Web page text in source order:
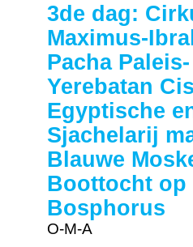
3de dag:
Maximus-
Pacha Paleis-
Yerebatan
Egyptische
Sjachelarij
Blauwe
Boottocht op
Bosphorus
O-M-A